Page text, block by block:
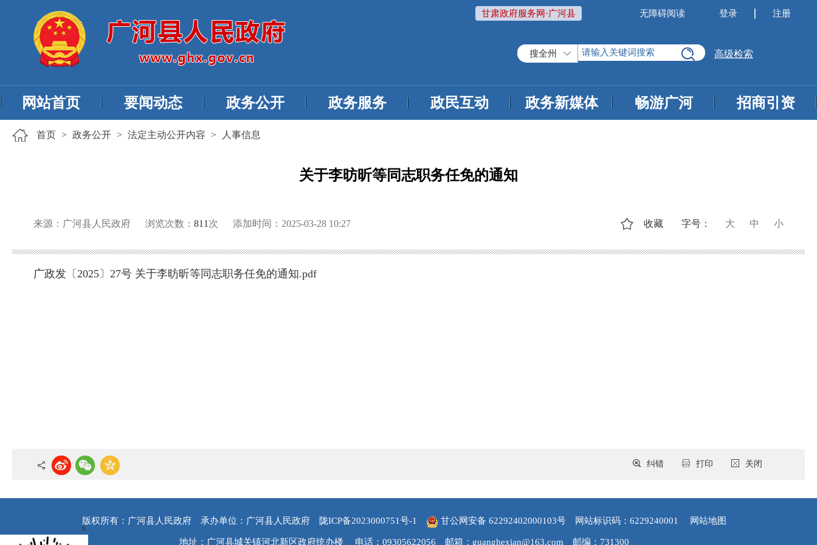
登录 注册
无障碍阅读
甘肃政府服务网·广河县
搜全州 高级检索
网站首页 要闻动态 政务公开 政务服务 政民互动 政务新媒体 畅游广河 招商引资
首页 > 政务公开 > 法定主动公开内容 > 人事信息
关于李昉昕等同志职务任免的通知
来源：广河县人民政府 浏览次数： 811 次 添加时间：2025-03-28 10:27 字号： 大 中 小
收藏
广政发〔2025〕27号 关于李昉昕等同志职务任免的通知.pdf
关闭
打印
纠错
版权所有：广河县人民政府 承办单位：广河县人民政府 陇ICP备2023000751号-1 甘公网安备 62292402000103号 网站标识码：6229240001 网站地图
地址：广河县城关镇河北新区政府统办楼 电话：09305622056 邮箱：guanghexian@163.com 邮编：731300
x